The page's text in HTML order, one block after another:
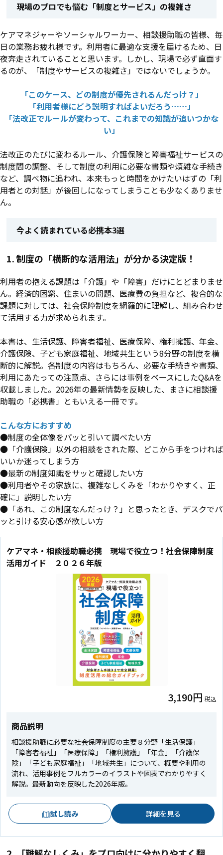
現場のプロでも悩む「制度とサービス」の複雑さ
ケアマネジャーやソーシャルワーカー、相談援助職の皆様、毎
日の業務お疲れ様です。利用者に最適な支援を届けるため、日
夜奔走されていることと思います。しかし、現場で必ず直面す
るのが、「制度やサービスの複雑さ」ではないでしょうか。
「このケース、どの制度が優先されるんだっけ？」
「利用者様にどう説明すればよいだろう……」
「法改正でルールが変わって、これまでの知識が追いつかな
い」
法改正のたびに変わるルール、介護保険と障害福祉サービスの
制度間の調整、そして制度の利用に必要な書類や煩雑な手続き
など、調べ物に追われ、本来もっと時間をかけたいはずの「利
用者との対話」が後回しになってしまうことも少なくありませ
ん。
今よく読まれている必携本3選
1. 制度の「横断的な活用法」が分かる決定版！
利用者の抱える課題は「介護」や「障害」だけにとどまりませ
ん。経済的困窮、住まいの問題、医療費の負担など、複合的な
課題に対しては、社会保障制度を網羅的に理解し、組み合わせ
て活用する力が求められます。
本書は、生活保護、障害者福祉、医療保障、権利擁護、年金、
介護保険、子ども家庭福祉、地域共生という8分野の制度を横
断的に解説。各制度の内容はもちろん、必要な手続きや書類、
利用にあたっての注意点、さらには事例をベースにしたQ&Aを
収載しました。2026年の最新情勢を反映した、まさに相談援
助職の「必携書」ともいえる一冊です。
こんな方におすすめ
●制度の全体像をパッと引いて調べたい方
●「介護保険」以外の相談をされた際、どこから手をつければ
いいか迷ってしまう方
●最新の制度知識をサッと確認したい方
●利用者やその家族に、複雑なしくみを「わかりやすく、正
確に」説明したい方
●「あれ、この制度なんだっけ？」と思ったとき、デスクでパ
ッと引ける安心感が欲しい方
ケアマネ・相談援助職必携 現場で役立つ！社会保障制度
活用ガイド ２０２６年版
3,190円 税込
商品説明
相談援助職に必要な社会保障制度の主要８分野「生活保護」
「障害者福祉」「医療保障」「権利擁護」「年金」「介護保
険」「子ども家庭福祉」「地域共生」について、概要や利用の
流れ、活用事例をフルカラーのイラストや図表でわかりやすく
解説。最新動向を反映した2026年版。
試し読み 詳細を見る